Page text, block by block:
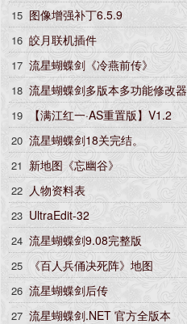
版
15 图像增强补丁6.5.9
16 皎月联机插件
17 流星蝴蝶剑《冷燕前传》
18 流星蝴蝶剑多版本多功能修改器
19 【满江红一·AS重置版】V1.2
20 流星蝴蝶剑18关完结。
21 新地图《忘幽谷》
22 人物资料表
23 UltraEdit-32
24 流星蝴蝶剑9.08完整版
25 《百人兵俑决死阵》地图
26 流星蝴蝶剑后传
27 流星蝴蝶剑.NET 官方全版本